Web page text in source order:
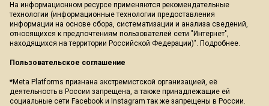
На информационном ресурсе применяются рекомендательные
технологии (информационные технологии предоставления
информации на основе сбора, систематизации и анализа сведений,
относящихся к предпочтениям пользователей сети "Интернет",
находящихся на территории Российской Федерации)". Подробнее.
Пользовательское соглашение
*Meta Platforms признана экстремистской организацией, её
деятельность в России запрещена, а также принадлежащие ей
социальные сети Facebook и Instagram так же запрещены в России.